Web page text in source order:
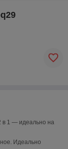
в 1 ― идеально на
Идеально